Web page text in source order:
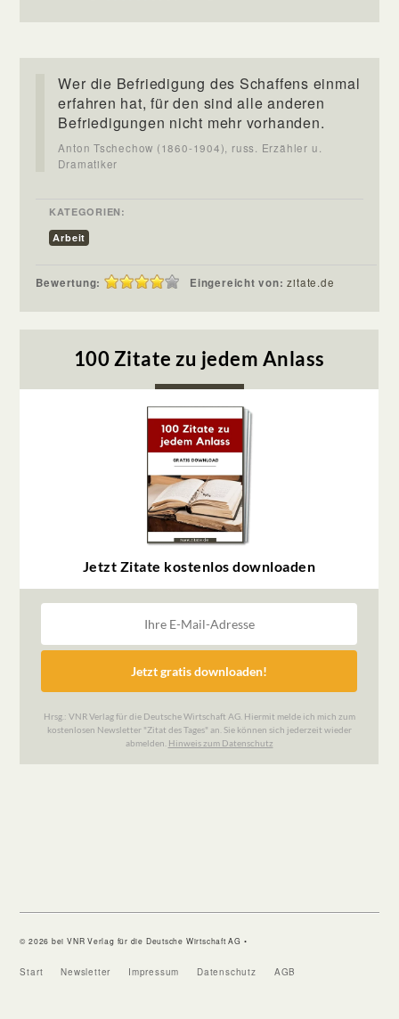
Wer die Befriedigung des Schaffens einmal
erfahren hat, für den sind alle anderen
Befriedigungen nicht mehr vorhanden.
Anton Tschechow (1860-1904), russ. Erzähler u.
Dramatiker
KATEGORIEN:
Arbeit
Bewertung: Eingereicht von:zitate.de
© 2026 bei VNR Verlag für die Deutsche Wirtschaft AG •
Start Newsletter Impressum Datenschutz AGB